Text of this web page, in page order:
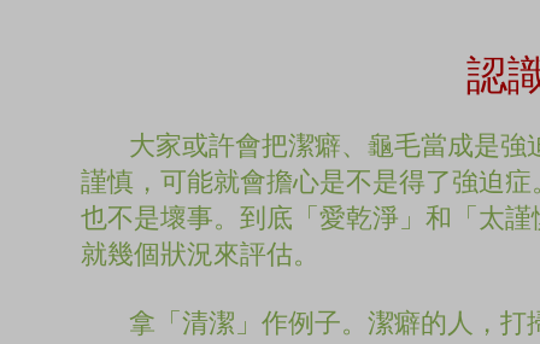
認
大家或許會把潔癖、龜毛當成是強
謹慎，可能就會擔心是不是得了強迫
也不是壞事。到底「愛乾淨」和「太
就幾個狀況來評估。
拿「清潔」作例子。潔癖的人，打